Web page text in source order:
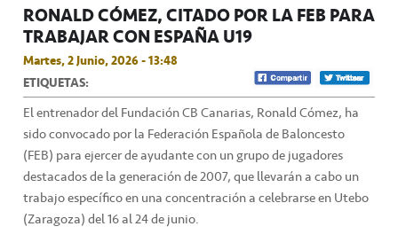
RONALD CÓMEZ, CITADO POR LA FEB PARA
TRABAJAR CON ESPAÑA U19
Martes, 2 Junio, 2026 - 13:48
ETIQUETAS:
El entrenador del Fundación CB Canarias, Ronald Cómez, ha
sido convocado por la Federación Española de Baloncesto
(FEB) para ejercer de ayudante con un grupo de jugadores
destacados de la generación de 2007, que llevarán a cabo un
trabajo específico en una concentración a celebrarse en Utebo
(Zaragoza) del 16 al 24 de junio.